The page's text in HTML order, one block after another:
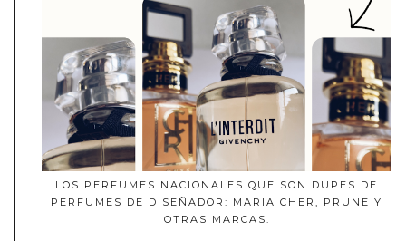
LOS PERFUMES NACIONALES QUE SON DUPES DE
PERFUMES DE DISEÑADOR: MARIA CHER, PRUNE Y
OTRAS MARCAS.